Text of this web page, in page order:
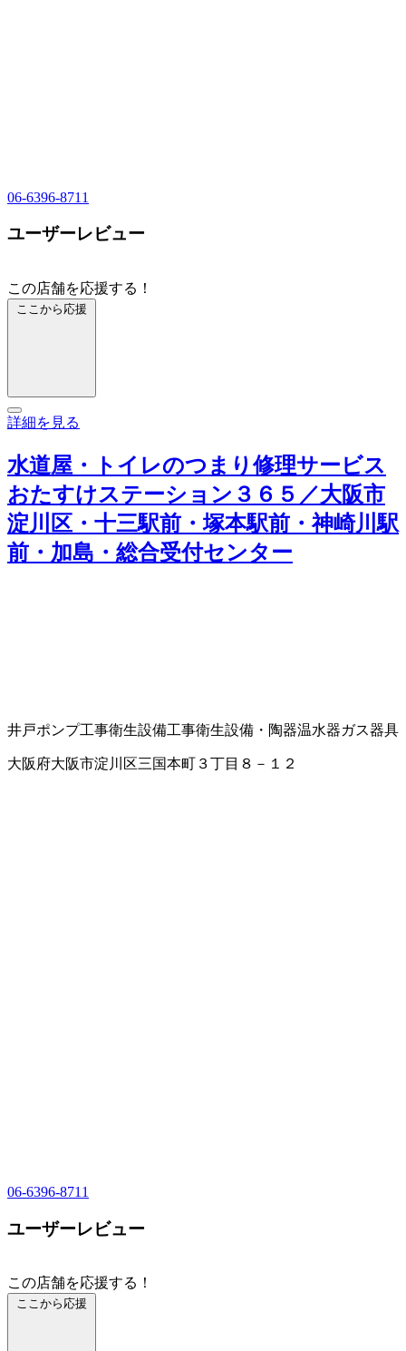
06-6396-8711
ユーザーレビュー
この店舗を応援する！
ここから応援
詳細を見る
水道屋・トイレのつまり修理サービス
おたすけステーション３６５／大阪市
淀川区・十三駅前・塚本駅前・神崎川駅
前・加島・総合受付センター
井戸ポンプ工事衛生設備工事衛生設備・陶器温水器ガス器具
大阪府大阪市淀川区三国本町３丁目８－１２
06-6396-8711
ユーザーレビュー
この店舗を応援する！
ここから応援